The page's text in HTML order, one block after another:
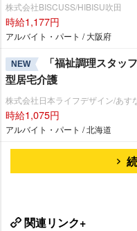
株式会社BISCUSS/HIBISU吹田
時給1,177円
アルバイト・パート / 大阪府
NEW
「福祉調理スタッ
型居宅介護
株式会社日本ライフデザイン/あす
時給1,075円
アルバイト・パート / 北海道
関連リンク+